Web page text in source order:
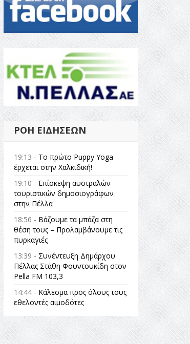
ΡΟΉ ΕΙΔΉΣΕΩΝ
19:13 - Το πρώτο Puppy Yoga
έρχεται στην Χαλκιδική!
19:10 - Επίσκεψη αυστραλών
τουριστικών δημοσιογράφων
στην Πέλλα
18:56 - Βάζουμε τα μπάζα στη
θέση τους – Προλαμβάνουμε τις
πυρκαγιές
13:39 - Συνέντευξη Δημάρχου
Πέλλας Στάθη Φουντουκίδη στον
Pella FM 103,3
14:44 - Κάλεσμα προς όλους τους
εθελοντές αιμοδότες
14:23 -Όλη η Ελλάδα ένας
πολιτισμός Μουσική
εγκατάσταση Πόλεμος και